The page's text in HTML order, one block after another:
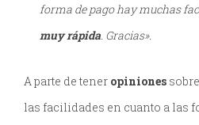
forma de pago hay muchas
muy rápida. Gracias».
A parte de tener opiniones
las facilidades en cuanto a las